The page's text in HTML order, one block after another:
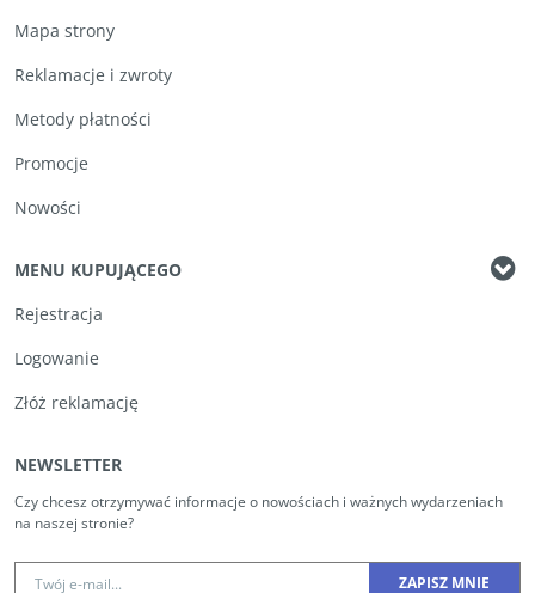
Mapa strony
Reklamacje i zwroty
Metody płatności
Promocje
Nowości
MENU KUPUJĄCEGO
Rejestracja
Logowanie
Złóż reklamację
NEWSLETTER
Czy chcesz otrzymywać informacje o nowościach i ważnych wydarzeniach
na naszej stronie?